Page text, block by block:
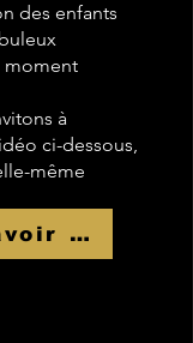
des enfants
moment
à
ci-dessous,
même
En savoir Plus